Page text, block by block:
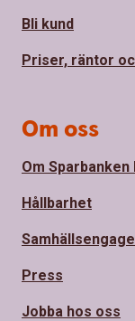
Bli kund
Priser, räntor
Om oss
Om
Hållbarhet
Press
Jobba hos oss